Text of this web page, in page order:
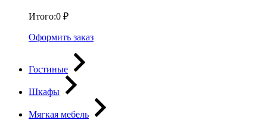
Итого:0 ₽
Оформить заказ
Гостиные
Шкафы
Мягкая мебель